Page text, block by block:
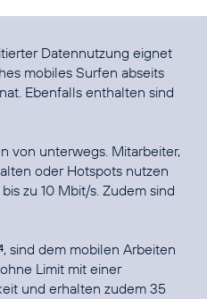
Datennutzung eignet
mobiles Surfen abseits
Ebenfalls enthalten sind
von unterwegs. Mitarbeiter,
oder Hotspots nutzen
zu 10 Mbit/s. Zudem sind
, sind dem mobilen Arbeiten
Limit mit einer
und erhalten zudem 35